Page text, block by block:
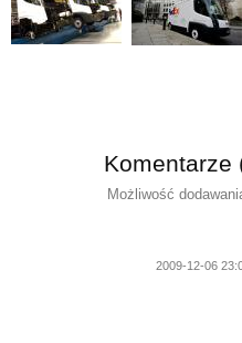
Komentarze
Możliwość
2009-12-06